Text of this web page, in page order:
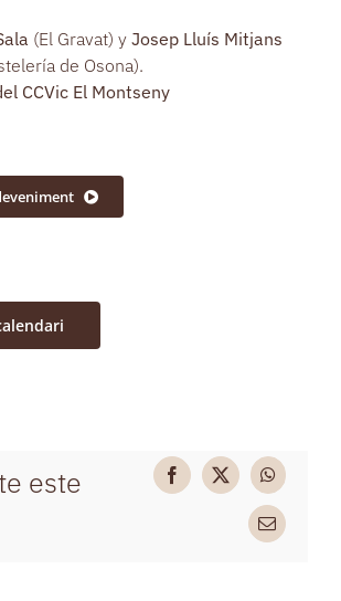
(El Gravat) y Josep Lluís Mitjans
de Osona).
CCVic El Montseny
este
Facebook
X WhatsApp
Email